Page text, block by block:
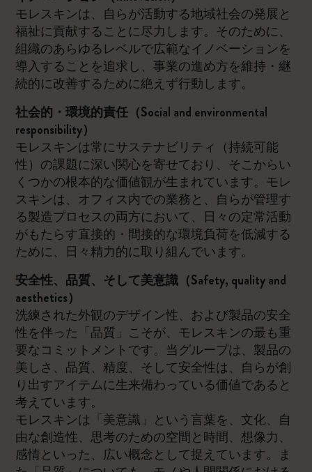
モレスキンは、自らが活動する地域社会の発展と
福祉に貢献することに尽力します。そのために、
組織のあらゆるレベルで広範なイノベーションを
導入することを追求し、事業の進め方を維持・継
続的に改善するために絶えず行動します。
社会的・環境的責任（Social and environmental
responsibility）
モレスキンは常にサステナビリティ（持続可能
性）の課題に深い関心を寄せており、そこからい
くつかの根本的な価値観が生まれています。モレ
スキンは、オフィス内での業務と、自らが管理す
る製造プロセスの両方において、日々の定常活動
がもたらす直接的・間接的な環境負荷を低減する
ために、日々精力的に取り組んでいます。
安全性、品質、そして美意識（Safety, quality and
aesthetics）
洗練された外観のデザイン性、および製品の安全
性を伴った「品質」こそが、モレスキンの最も重
要なコミットメントです。当グループは、製品の
美しさ、品質、精度、そして安全性は、自らが創
り出すアイテムに生来備わっている価値であると
考えています。
モレスキンは「美意識」という言葉を、文化、自
由な創造性、思考のための空間と時間、想像力、
感情といった、広い概念として捉えています。ま